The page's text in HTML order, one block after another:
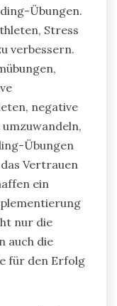
Übungen.
Stress
verbessern.
negative
Übungen
Vertrauen
ein
nur die
auch die
für den Erfolg